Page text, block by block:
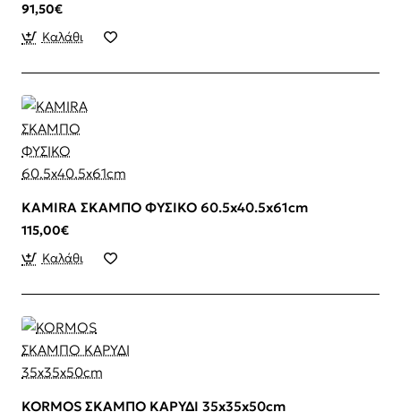
91,50€
Καλάθι
KAMIRA ΣΚΑΜΠΟ ΦΥΣΙΚΟ 60.5x40.5x61cm
115,00€
Καλάθι
KORMOS ΣΚΑΜΠΟ ΚΑΡΥΔΙ 35x35x50cm